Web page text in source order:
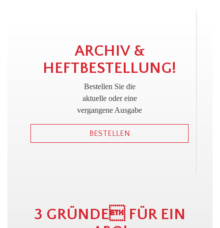
!
ARCHIV &
HEFTBESTELLUNG!
Bestellen Sie die
aktuelle oder eine
vergangene Ausgabe
BESTELLEN
3 GRÜNDE FÜR EIN